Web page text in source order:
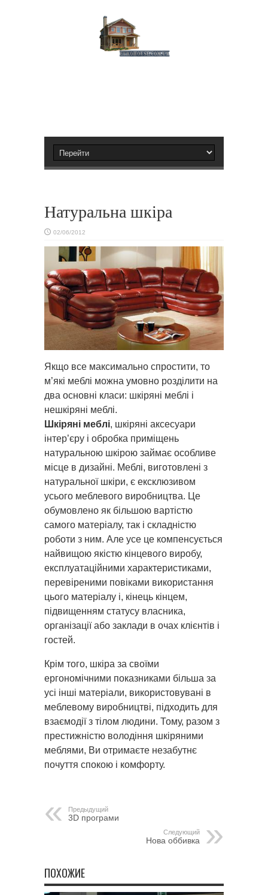
Натуральна шкіра
02/06/2012
Якщо все максимально спростити, то
м’які меблі можна умовно розділити на
два основні класи: шкіряні меблі і
нешкіряні меблі.
Шкіряні меблі, шкіряні аксесуари
інтер’єру і обробка приміщень
натуральною шкірою займає особливе
місце в дизайні. Меблі, виготовлені з
натуральної шкіри, є ексклюзивом
усього меблевого виробництва. Це
обумовлено як більшою вартістю
самого матеріалу, так і складністю
роботи з ним. Але усе це компенсується
найвищою якістю кінцевого виробу,
експлуатаційними характеристиками,
перевіреними повіками використання
цього матеріалу і, кінець кінцем,
підвищенням статусу власника,
організації або заклади в очах клієнтів і
гостей.
Крім того, шкіра за своїми
ергономічними показниками більша за
усі інші матеріали, використовувані в
меблевому виробництві, підходить для
взаємодії з тілом людини. Тому, разом з
престижністю володіння шкіряними
меблями, Ви отримаєте незабутнє
почуття спокою і комфорту.
Предыдущий
3D програми
Следующий
Нова оббивка
ПОХОЖИЕ